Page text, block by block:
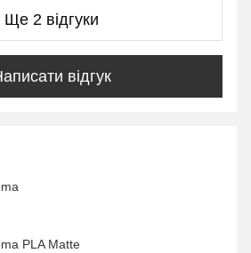
Ще 2 відгуки
відгук
PLA Matte